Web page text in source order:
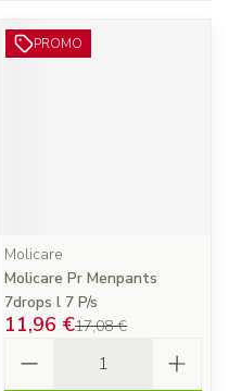
PROMO
Molicare
Molicare Pr Menpants
7drops l 7 P/s
17,08 €
11,96 €